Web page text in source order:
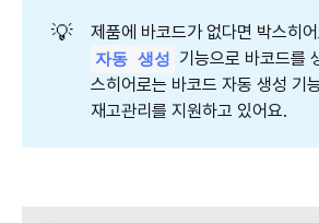
💡 제품에 바코드가 없다면 박스히
자동 생성 기능으로 바코드를
스히어로는 바코드 자동 생성 기
재고관리를 지원하고 있어요.